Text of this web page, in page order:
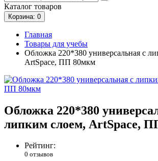
Каталог товаров
Корзина: 0
Главная
Товары для учебы
Обложка 220*380 универсальная с
ArtSpace, ПП 80мкм
Обложка 220*380
липким слоем, ArtSpace,
Рейтинг:
0 отзывов